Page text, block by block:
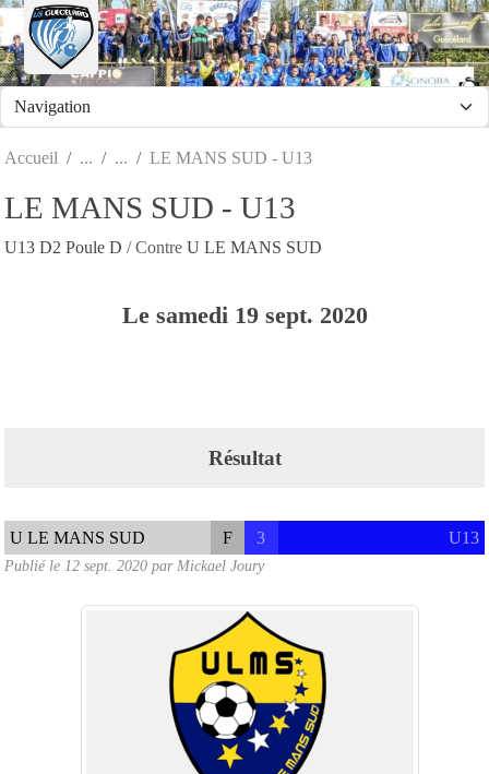
Accueil LE MANS SUD - U13
LE MANS SUD - U13
U13 D2 Poule D / Contre U LE MANS SUD
Le samedi 19 sept. 2020
Résultat
U LE MANS SUD F 3 U13
Publié le 12 sept. 2020 par Mickael Joury
Panneau de gestion des cookies